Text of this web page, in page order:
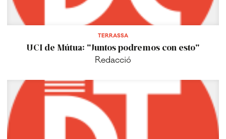
TERRASSA
UCI de Mútua: "Juntos podremos con esto"
Redacció